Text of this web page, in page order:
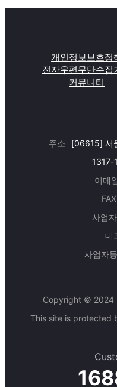
개인정보보호정
전자우편무단수집
커뮤니티
주소
[06615] 서
1317-
이메
FAX
사업
대
사업자
Copyright © 2024
This site is protected